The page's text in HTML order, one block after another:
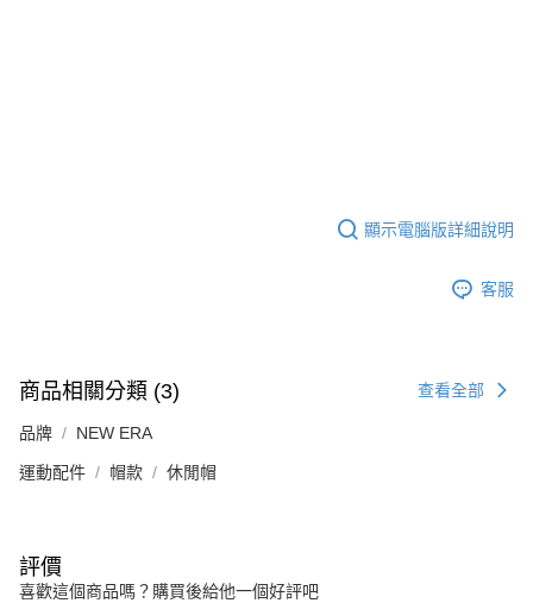
顯示電腦版詳細說明
客服
商品相關分類 (3) 查看全部
品牌 NEW ERA
運動配件 帽款 休閒帽
評價
喜歡這個商品嗎？購買後給他一個好評吧